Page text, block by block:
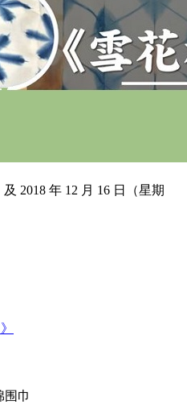
2018 年 12 月 16 日（星期
围巾